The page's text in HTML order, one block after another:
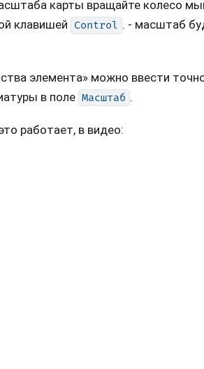
карты вращайте колесо
клавишей Control . - масштаб
элемента» можно ввести
в поле Масштаб .
работает, в видео: